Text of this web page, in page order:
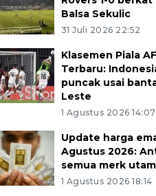
Balsa Sekulic
31 Juli 2026 22:52
Klasemen Piala
Terbaru:
puncak usai
Leste
1 Agustus 2026 14:07
Update harga
Agustus 2026:
semua merk
1 Agustus 2026 18:14